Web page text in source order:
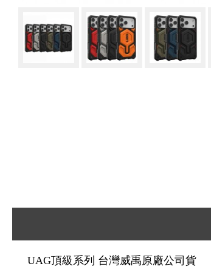
UAG頂級系列 台灣威禹原廠公司貨